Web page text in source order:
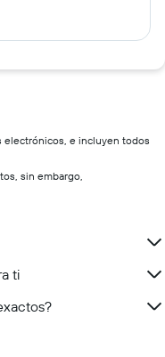
electrónicos, e incluyen todos
sin embargo,
ti